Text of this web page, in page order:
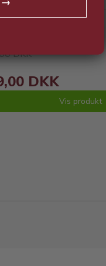
DKK
DKK
Vis produkt